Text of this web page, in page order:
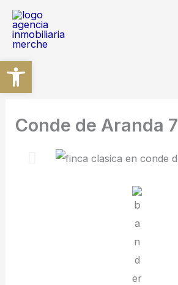
Abrir barra de herramientas
contenido
Conde de Aranda 7